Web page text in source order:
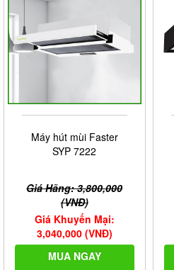
Máy hút mùi Faster
SYP 7222
Giá Hãng: 3,800,000
(VNĐ)
Giá Khuyến Mại:
3,040,000 (VNĐ)
MUA NGAY